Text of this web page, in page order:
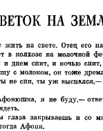
НА
на  свете.  Отец  его
в  колхозе  на  молочной
и  днем  спит,  и  ночью
с  молоком,  он  тоже
не  спи,  ты  уж  выспался,—
я  не  буду,—
глаза  закрываешь  и  со
Афоня.